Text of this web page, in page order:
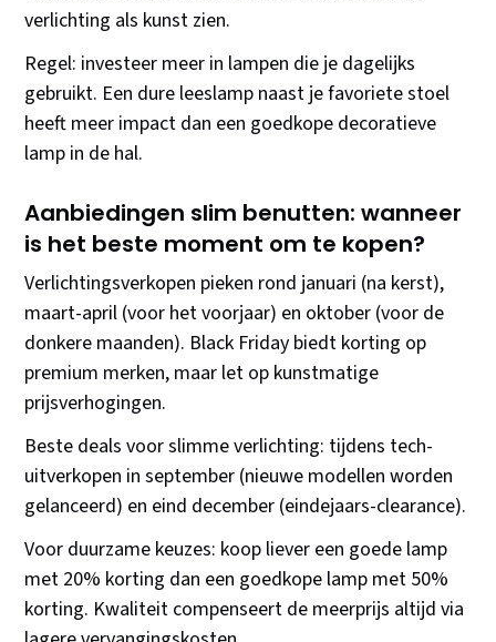
verlichting als kunst zien.
Regel: investeer meer in lampen die je dagelijks
gebruikt. Een dure leeslamp naast je favoriete stoel
heeft meer impact dan een goedkope decoratieve
lamp in de hal.
Aanbiedingen slim benutten: wanneer
is het beste moment om te kopen?
Verlichtingsverkopen pieken rond januari (na kerst),
maart-april (voor het voorjaar) en oktober (voor de
donkere maanden). Black Friday biedt korting op
premium merken, maar let op kunstmatige
prijsverhogingen.
Beste deals voor slimme verlichting: tijdens tech-
uitverkopen in september (nieuwe modellen worden
gelanceerd) en eind december (eindejaars-clearance).
Voor duurzame keuzes: koop liever een goede lamp
met 20% korting dan een goedkope lamp met 50%
korting. Kwaliteit compenseert de meerprijs altijd via